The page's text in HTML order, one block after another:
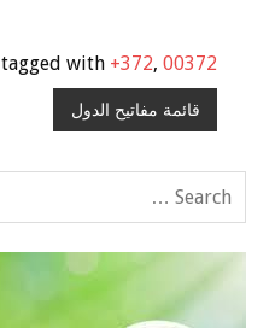
tagged with +372, 00372
قائمة مفاتيح الدول